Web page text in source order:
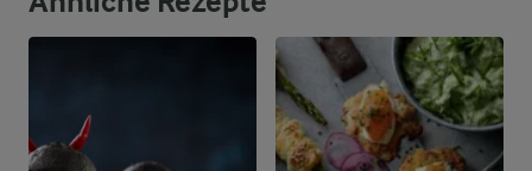
Fett
36,6 g